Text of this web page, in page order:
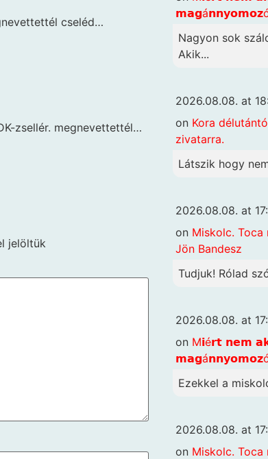
cseléd…
zsellér. megnevettettél…
jelöltük
Nagyon sok
Akik...
2026.08.08. at
on Kora
zivatarra.
Látszik hogy
2026.08.08. at
on Miskolc. Toca
Jön Bandesz
Tudjuk! Rólad
2026.08.08. at
on M𝗶é𝗿𝘁 𝗻𝗲𝗺
Ezekkel a
2026.08.08. at
on Miskolc. Toca